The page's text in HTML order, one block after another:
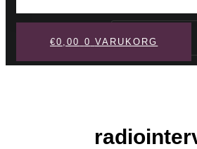
Sök
€0,00 0 VARUKORG